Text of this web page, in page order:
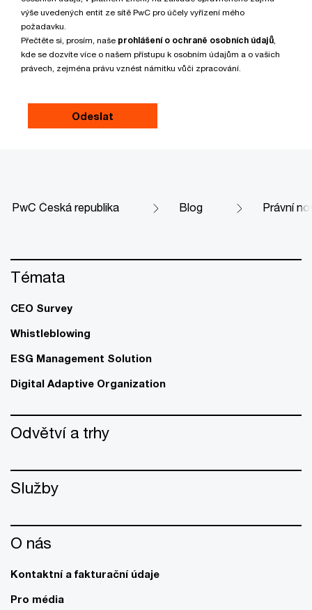
výše uvedených entit ze sítě PwC pro účely vyřízení mého
požadavku.
Přečtěte si, prosím, naše prohlášení o ochraně osobních údajů,
kde se dozvíte více o našem přístupu k osobním údajům a o vašich
právech, zejména právu vznést námitku vůči zpracování.
PwC Česká republika Blog Právní
Témata
CEO Survey
Whistleblowing
ESG Management Solution
Digital Adaptive Organization
Odvětví a trhy
Služby
O nás
Kontaktní a fakturační údaje
Pro média